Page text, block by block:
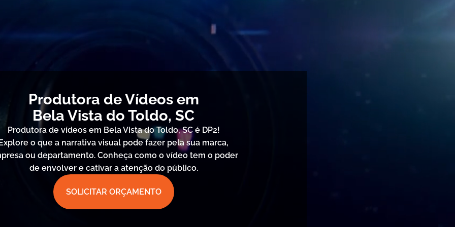
Produtora de Vídeos em
Bela Vista do Toldo, SC
Produtora de vídeos em Bela Vista do Toldo, SC é DP2!
o que a narrativa visual pode fazer pela sua marca,
ou departamento. Conheça como o vídeo tem o poder
de envolver e cativar a atenção do público.
SOLICITAR ORÇAMENTO